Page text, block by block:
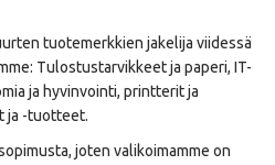
tuotemerkkien jakelija viidessä
Tulostustarvikkeet ja paperi, IT-
ja hyvinvointi, printterit ja
ja -tuotteet.
joten valikoimamme on